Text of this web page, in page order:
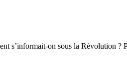
s’informait-on sous la Révolution ?